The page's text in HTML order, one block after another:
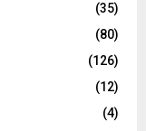
(35)
(80)
(126)
(12)
(4)